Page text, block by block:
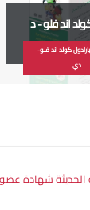
الحديثة شهادة
اند فلو - د
كولد اند فلو-
دي